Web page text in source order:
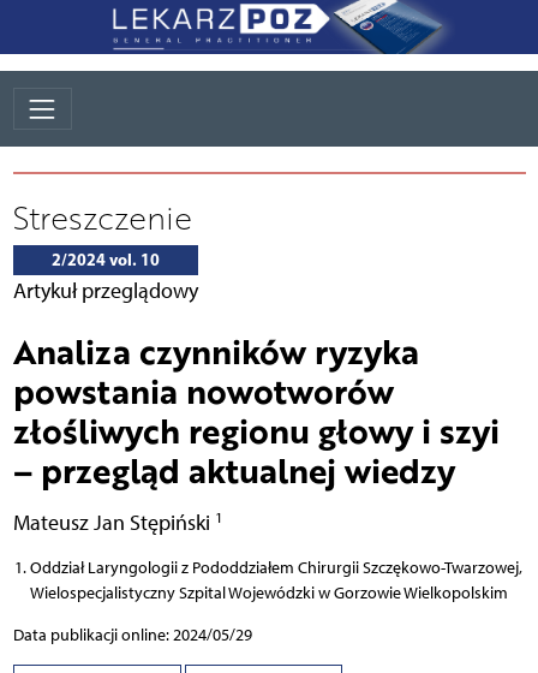
Streszczenie
2/2024 vol. 10
Artykuł przeglądowy
Analiza czynników ryzyka
powstania nowotworów
złośliwych regionu głowy i szyi
– przegląd aktualnej wiedzy
Mateusz Jan Stępiński 1
Oddział Laryngologii z Pododdziałem Chirurgii Szczękowo-Twarzowej,
Wielospecjalistyczny Szpital Wojewódzki w Gorzowie Wielkopolskim
Data publikacji online: 2024/05/29